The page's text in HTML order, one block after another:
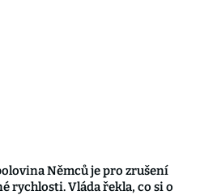
Němců je pro zrušení
rychlosti. Vláda řekla, co si o